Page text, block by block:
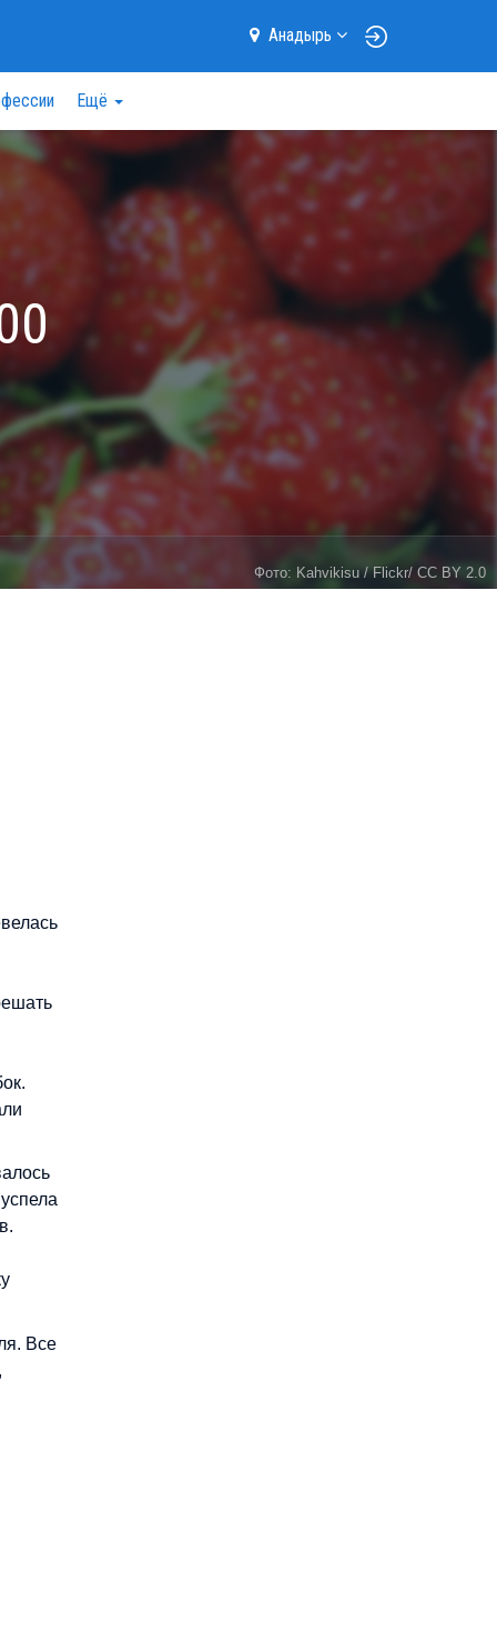
Анадырь
Ещё
Фото: Kahvikisu / Flickr/ CC BY 2.0
Все